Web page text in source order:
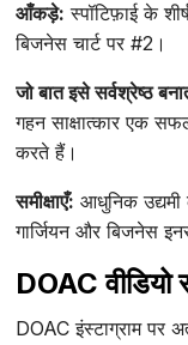
आँकड़े: स्पॉटिफ़ाई के
बिजनेस चार्ट पर #2।
जो बात इसे सर्वश्रेष्ठ
गहन साक्षात्कार एक
करते हैं।
समीक्षाएँ: आधुनिक उद्यमी
गार्जियन और बिजनेस
DOAC वीडियो
DOAC इंस्टाग्राम